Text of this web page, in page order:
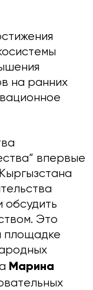
на ранних
впервые
обсудить
Это
площадке
Марина